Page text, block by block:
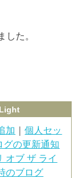
した。
加 ｜個人セッ
グの更新通知
オブ ザ ライ
のブログ